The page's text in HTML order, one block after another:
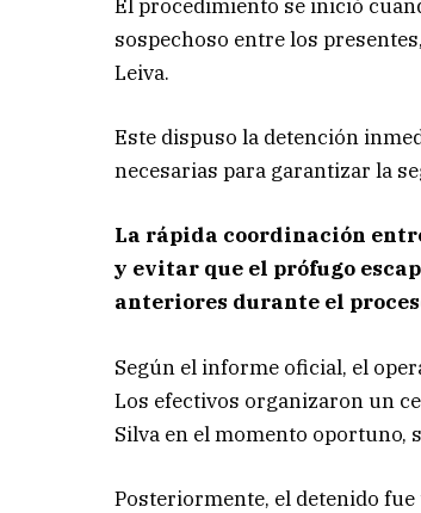
El procedimiento se inició
sospechoso entre los
Leiva.
Este dispuso la detención
necesarias para garantizar la
La rápida coordinación
y evitar que el prófugo
anteriores durante el
Según el informe oficial, el
Los efectivos organizaron un
Silva en el momento oportuno,
Posteriormente, el detenido